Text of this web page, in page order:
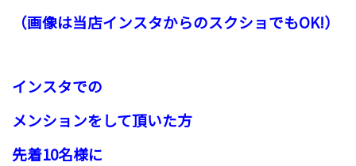
（画像は当店インスタからのスクショでもOK!）
インスタでの
メンションをして頂いた方
先着10名様に